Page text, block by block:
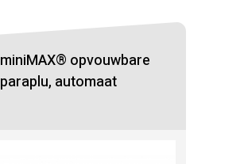
miniMAX® opvouwbare
paraplu, automaat